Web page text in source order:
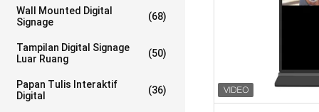
Wall Mounted Digital
Signage
(68)
Tampilan Digital Signage
Luar Ruang
(50)
Papan Tulis Interaktif
Digital
(36)